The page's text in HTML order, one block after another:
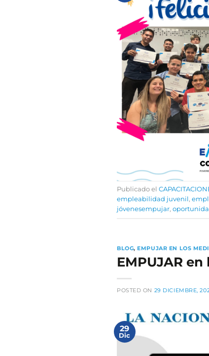
Publicado el
empleabilidad juvenil ,
jóvenesempujar,
BLOG, EMPUJAR EN LOS
EMPUJAR
POSTED ON 29 DICIEMBRE,
29
Dic